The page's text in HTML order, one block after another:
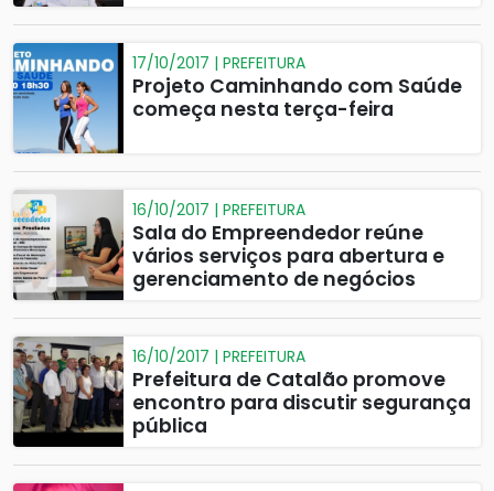
17/10/2017 | PREFEITURA
Projeto Caminhando com Saúde
começa nesta terça-feira
16/10/2017 | PREFEITURA
Sala do Empreendedor reúne
vários serviços para abertura e
gerenciamento de negócios
16/10/2017 | PREFEITURA
Prefeitura de Catalão promove
encontro para discutir segurança
pública